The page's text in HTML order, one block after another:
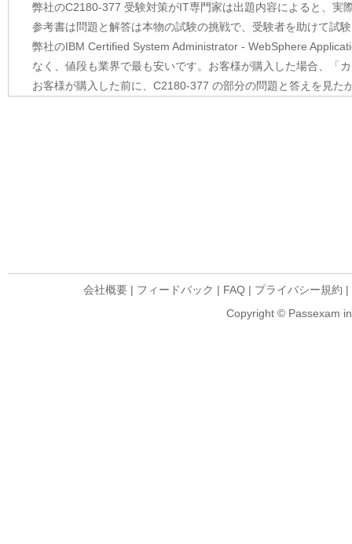
弊社のC2180-377 受験対策がIT専門家は出題内容によると、
参考書は問題と解答は本物の試験の挑戦で、受験者を助けて試
弊社のIBM Certified System Administrator - WebSphere
なく、値段も業界で最も安いです。お客様が購入した場合、「
お客様が購入した前に、C2180-377 の部分の問題と答えを見
会社概要 | フィードバック | FAQ | プライバシー規約 |
Copyright © Passexam